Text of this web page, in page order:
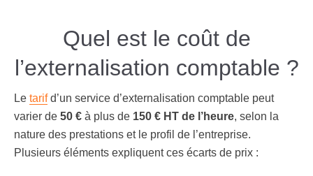
Quel est le coût de
l’externalisation comptable ?
Le tarifd’un service d’externalisation comptable peut
varier de 50 € à plus de 150 € HT de l’heure, selon la
nature des prestations et le profil de l’entreprise.
Plusieurs éléments expliquent ces écarts de prix :